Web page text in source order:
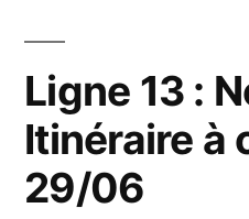
Ligne 13 :
Itinéraire à
29/06